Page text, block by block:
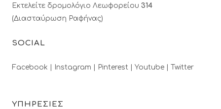
Εκτελείτε δρομολόγιο Λεωφορείου 314
(Διασταύρωση Ραφήνας)
SOCIAL
Facebook | Instagram | Pinterest | Youtube | Twitter
ΥΠΗΡΕΣΙΕΣ